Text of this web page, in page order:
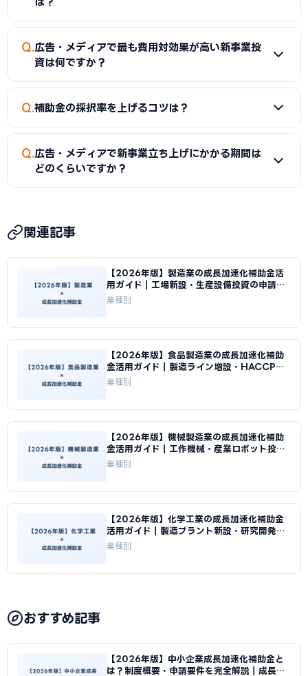
す。当サイトで専門家を無料で検索できます。商工会・商工会
議所のサポートは無料のため、まず公的機関に相談すること
をおすすめします。
A
主な失敗パターンとして「採択前に設備を発注してしま
う」「補助対象外の経費を申請する」「事業計画書の市場分
申請できない」「補助事業実施期間内に事業完了できない」
「新事業の実現可能性の説明が不十分」などがあります。本
Q 広告・メディアで最も費用対効果が高い新事業投
資は何ですか？
A
広告・メディアでは「デジタルメディア・コンテンツ制作
術・ノウハウ・顧客基盤を活かせる新事業ほどリスクが低
く、投資回収も早い傾向にあります。ただし費用対効果は市
場環境・自社の強み・運営体制によって大きく変わるため、
Q 補助金の採択率を上げるコツは？
A
採択率を上げるには、（1）事業計画書に具体的な数値目
標（新事業売上目標・投資回収期間・雇用計画等）を記載す
2〜3ヶ月前から準備を始める、の4点が特に重要です。特に
Q 広告・メディアで新事業立ち上げにかかる期間は
どのくらいですか？
8〜14ヶ月かかります。主なステップとして、gBizIDの取得
（2〜3週間）、事業計画書作成（1〜2ヶ月）、審査期間
（2〜3ヶ月）、採択後の設備発注・施工（2〜6ヶ月）、実
績報告・入金（1〜2ヶ月）があります。新事業が軌道に乗っ
て収益化するまでにはさらに6〜12ヶ月かかる場合もありま
す。早めの準備が鍵です。
関連記事
【2026年版】製造業の成長加速化補助金活
用ガイド｜工場新設・生産設備投資の申請戦
略｜成長加速化補助金ナビ
業種別
【2026年版】食品製造業の成長加速化補助
金活用ガイド｜製造ライン増設・HACCP対
応投資｜成長加速化補助金ナビ
業種別
【2026年版】機械製造業の成長加速化補助
金活用ガイド｜工作機械・産業ロボット投資
の申請方法｜成長加速化補助金ナビ
業種別
【2026年版】化学工業の成長加速化補助金
活用ガイド｜製造プラント新設・研究開発投
資の申請方法｜成長加速化補助金ナビ
業種別
おすすめ記事
【2026年版】中小企業成長加速化補助金と
は？制度概要・申請要件を完全解説｜成長加